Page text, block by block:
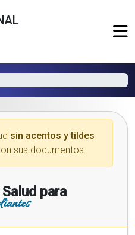
sin acentos y tildes
sus documentos.
para